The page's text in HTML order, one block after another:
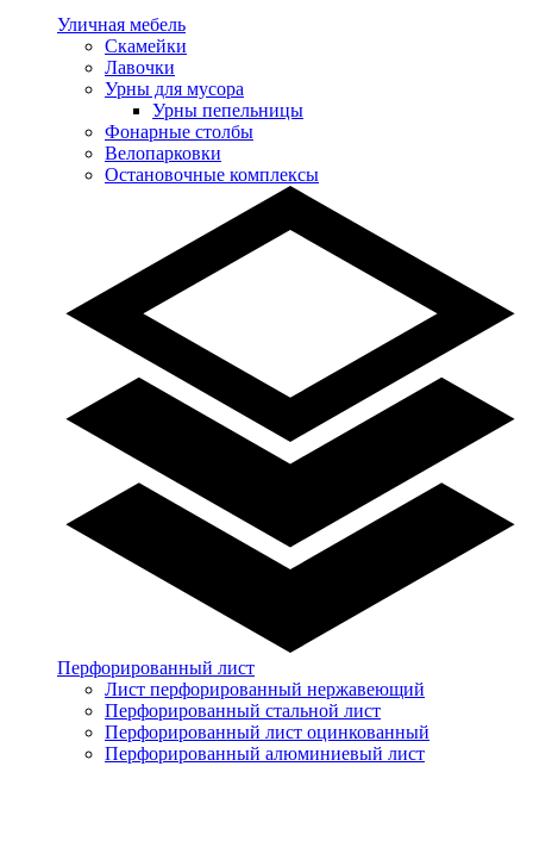
Уличная мебель
Скамейки
Лавочки
Урны для мусора
Урны пепельницы
Фонарные столбы
Велопарковки
Остановочные комплексы
Перфорированный лист
Лист перфорированный нержавеющий
Перфорированный стальной лист
Перфорированный лист оцинкованный
Перфорированный алюминиевый лист